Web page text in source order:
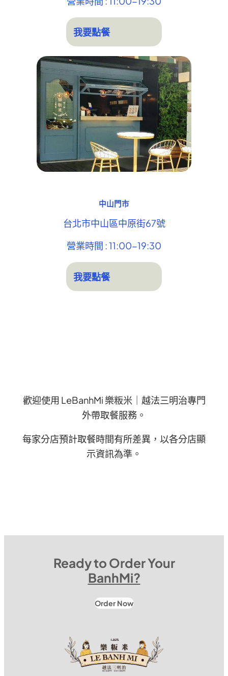
我要點餐
中山門市
台北市中山區中原街67號
營業時間 : 11:00-19:30
我要點餐
歡迎使用 LeBanhMi 樂粄米｜越法三明治專門
外帶取餐服務。
每家分店預計取餐時間有所差異，以各分店顯
示資訊為準。
Ready to Order Your
BanhMi?
Order Now